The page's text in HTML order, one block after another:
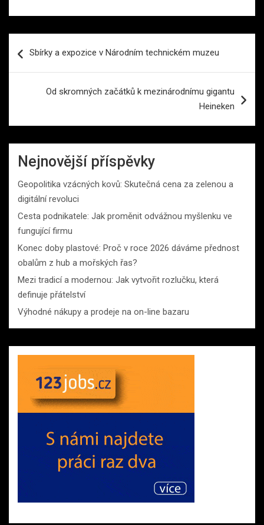
proSbírky a expozice v Národním technickém muzeu
Od skromných začátků k mezinárodnímu gigantu
Heineken
Nejnovější příspěvky
Geopolitika vzácných kovů: Skutečná cena za zelenou a
digitální revoluci
Cesta podnikatele: Jak proměnit odvážnou myšlenku ve
fungující firmu
Konec doby plastové: Proč v roce 2026 dáváme přednost
obalům z hub a mořských řas?
Mezi tradicí a modernou: Jak vytvořit rozlučku, která
definuje přátelství
Výhodné nákupy a prodeje na on-line bazaru